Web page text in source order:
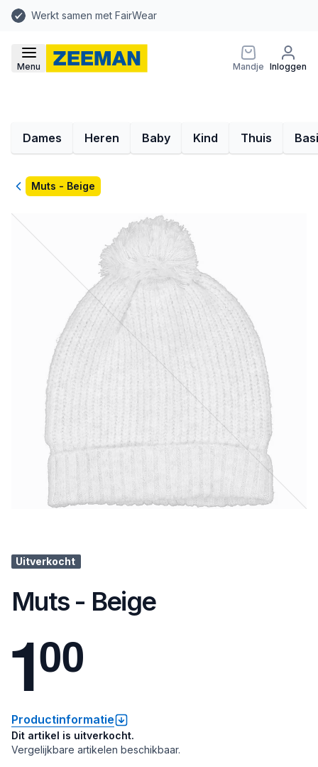
Werkt samen met FairWear
Menu Mandje Inloggen
Dames Heren Baby Kind Thuis
TerugMuts - Beige
Uitverkocht
Muts - Beige
100
Productinformatie
Dit artikel is uitverkocht.
Vergelijkbare artikelen beschikbaar.